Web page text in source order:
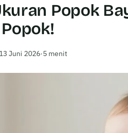
Popok
13 Juni 2026·5 menit